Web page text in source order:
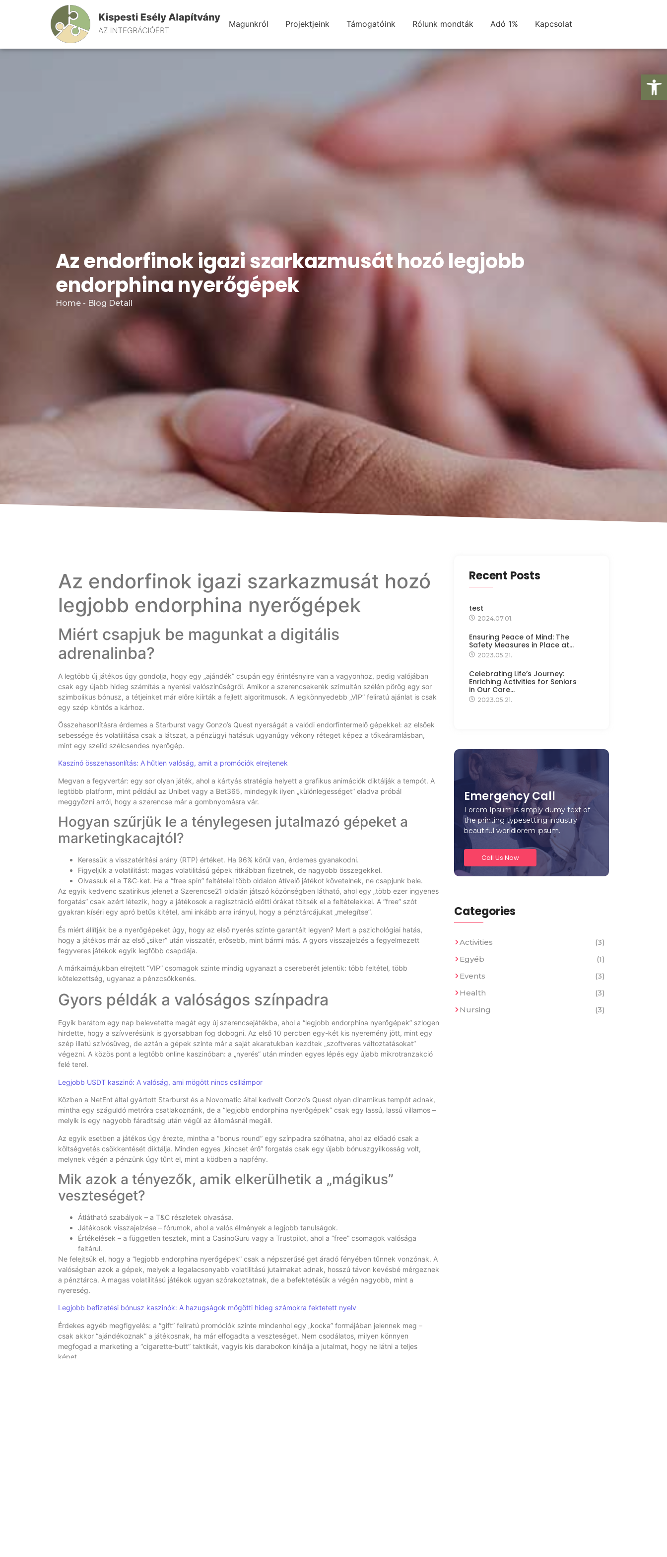
Magunkról Projektjeink Támogatóink Rólunk mondták Adó 1% Kapcsolat
Az endorfinok igazi szarkazmusát hozó legjobb
endorphina nyerőgépek
Home - Blog Detail
Az endorfinok igazi szarkazmusát hozó
legjobb endorphina nyerőgépek
Miért csapjuk be magunkat a digitális
adrenalinba?
A legtöbb új játékos úgy gondolja, hogy egy „ajándék” csupán egy érintésnyire van a vagyonhoz, pedig valójában
csak egy újabb hideg számítás a nyerési valószínűségről. Amikor a szerencsekerék szimultán szélén pörög egy sor
szimbolikus bónusz, a tétjeinket már előre kiírták a fejlett algoritmusok. A legkönnyedebb „VIP” feliratú ajánlat is csak
egy szép köntös a kárhoz.
Összehasonlításra érdemes a Starburst vagy Gonzo’s Quest nyerságát a valódi endorfintermelő gépekkel: az elsőek
sebessége és volatilitása csak a látszat, a pénzügyi hatásuk ugyanúgy vékony réteget képez a tőkeáramlásban,
mint egy szelíd szélcsendes nyerőgép.
Kaszinó összehasonlítás: A hűtlen valóság, amit a promóciók elrejtenek
Megvan a fegyvertár: egy sor olyan játék, ahol a kártyás stratégia helyett a grafikus animációk diktálják a tempót. A
legtöbb platform, mint például az Unibet vagy a Bet365, mindegyik ilyen „különlegességet” eladva próbál
meggyőzni arról, hogy a szerencse már a gombnyomásra vár.
Hogyan szűrjük le a ténylegesen jutalmazó gépeket a
marketingkacajtól?
Keressük a visszatérítési arány (RTP) értéket. Ha 96% körül van, érdemes gyanakodni.
Figyeljük a volatilitást: magas volatilitású gépek ritkábban fizetnek, de nagyobb összegekkel.
Olvassuk el a T&C‑ket. Ha a “free spin” feltételei több oldalon átívelő játékot követelnek, ne csapjunk bele.
Az egyik kedvenc szatirikus jelenet a Szerencse21 oldalán játszó közönségben látható, ahol egy „több ezer ingyenes
forgatás” csak azért létezik, hogy a játékosok a regisztráció előtti órákat töltsék el a feltételekkel. A “free” szót
gyakran kíséri egy apró betűs kitétel, ami inkább arra irányul, hogy a pénztárcájukat „melegítse”.
És miért állítják be a nyerőgépeket úgy, hogy az első nyerés szinte garantált legyen? Mert a pszichológiai hatás,
hogy a játékos már az első „siker” után visszatér, erősebb, mint bármi más. A gyors visszajelzés a fegyelmezett
fegyveres játékok egyik legfőbb csapdája.
A márkaimájukban elrejtett “VIP” csomagok szinte mindig ugyanazt a csereberét jelentik: több feltétel, több
kötelezettség, ugyanaz a pénzcsökkenés.
Gyors példák a valóságos színpadra
Egyik barátom egy nap belevetette magát egy új szerencsejátékba, ahol a “legjobb endorphina nyerőgépek” szlogen
hirdette, hogy a szívverésünk is gyorsabban fog dobogni. Az első 10 percben egy-két kis nyeremény jött, mint egy
szép illatú szívósüveg, de aztán a gépek szinte már a saját akaratukban kezdtek „szoftveres változtatásokat”
végezni. A közös pont a legtöbb online kaszinóban: a „nyerés” után minden egyes lépés egy újabb mikrotranzakció
felé terel.
Legjobb USDT kaszinó: A valóság, ami mögött nincs csillámpor
Közben a NetEnt által gyártott Starburst és a Novomatic által kedvelt Gonzo’s Quest olyan dinamikus tempót adnak,
mintha egy száguldó metróra csatlakoznánk, de a “legjobb endorphina nyerőgépek” csak egy lassú, lassú villamos –
melyik is egy nagyobb fáradtság után végül az állomásnál megáll.
Az egyik esetben a játékos úgy érezte, mintha a “bonus round” egy színpadra szólhatna, ahol az előadó csak a
költségvetés csökkentését diktálja. Minden egyes „kincset érő” forgatás csak egy újabb bónuszgyilkosság volt,
melynek végén a pénzünk úgy tűnt el, mint a ködben a napfény.
Mik azok a tényezők, amik elkerülhetik a „mágikus”
veszteséget?
Átlátható szabályok – a T&C részletek olvasása.
Játékosok visszajelzése – fórumok, ahol a valós élmények a legjobb tanulságok.
Értékelések – a független tesztek, mint a CasinoGuru vagy a Trustpilot, ahol a “free” csomagok valósága
feltárul.
Ne felejtsük el, hogy a “legjobb endorphina nyerőgépek” csak a népszerűsé get áradó fényében tűnnek vonzónak. A
valóságban azok a gépek, melyek a legalacsonyabb volatilitású jutalmakat adnak, hosszú távon kevésbé mérgeznek
a pénztárca. A magas volatilitású játékok ugyan szórakoztatnak, de a befektetésük a végén nagyobb, mint a
nyereség.
Legjobb befizetési bónusz kaszinók: A hazugságok mögötti hideg számokra fektetett nyelv
Érdekes egyéb megfigyelés: a “gift” feliratú promóciók szinte mindenhol egy „kocka” formájában jelennek meg –
csak akkor “ajándékoznak” a játékosnak, ha már elfogadta a veszteséget. Nem csodálatos, milyen könnyen
megfogad a marketing a “cigarette‑butt” taktikát, vagyis kis darabokon kínálja a jutalmat, hogy ne látni a teljes
képet.
Recent Posts
test
2024.07.01.
Ensuring Peace of Mind: The
Safety Measures in Place at…
2023.05.21.
Celebrating Life’s Journey:
Enriching Activities for Seniors
in Our Care…
2023.05.21.
Emergency Call
Lorem Ipsum is simply dumy text of
the printing typesetting industry
beautiful worldlorem ipsum.
Call Us Now
Categories
Activities
(3)
Egyéb
(1)
Events
(3)
Health
(3)
Nursing
(3)